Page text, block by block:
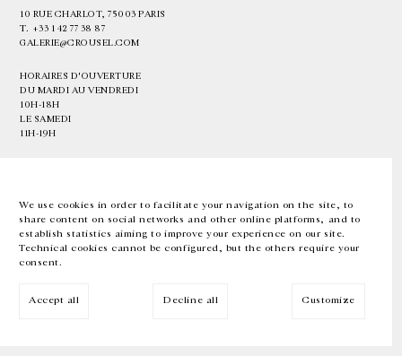
We use cookies in order to facilitate your navigation on the site, to
share content on social networks and other online platforms, and to
establish statistics aiming to improve your experience on our site.
Technical cookies cannot be configured, but the others require your
consent.
Accept all Decline all Customize
10 RUE CHARLOT, 75003 PARIS
T. +33 1 42 77 38 87
GALERIE@CROUSEL.COM
HORAIRES D'OUVERTURE
DU MARDI AU VENDREDI
10H-18H
LE SAMEDI
11H-19H
EN FR 中文 Facebook Instagram
Inscrivez-vous à notre newsletter